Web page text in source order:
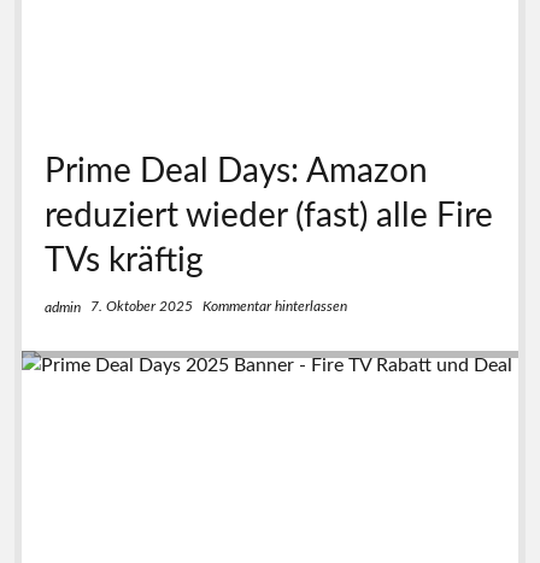
Prime Deal Days: Amazon
reduziert wieder (fast) alle Fire
TVs kräftig
admin 7. Oktober 2025 Kommentar hinterlassen